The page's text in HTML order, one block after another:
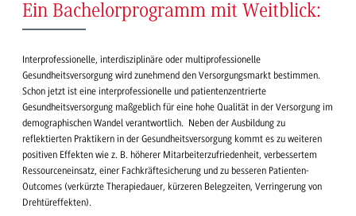
Ein Bachelorprogramm mit Weitblick:
Interprofessionelle, interdisziplinäre oder multiprofessionelle
Gesundheitsversorgung wird zunehmend den Versorgungsmarkt bestimmen.
Schon jetzt ist eine interprofessionelle und patientenzentrierte
Gesundheitsversorgung maßgeblich für eine hohe Qualität in der Versorgung im
demographischen Wandel verantwortlich. Neben der Ausbildung zu
reflektierten Praktikern in der Gesundheitsversorgung kommt es zu weiteren
positiven Effekten wie z. B. höherer Mitarbeiterzufriedenheit, verbessertem
Ressourceneinsatz, einer Fachkräftesicherung und zu besseren Patienten-
Outcomes (verkürzte Therapiedauer, kürzeren Belegzeiten, Verringerung von
Drehtüreffekten).